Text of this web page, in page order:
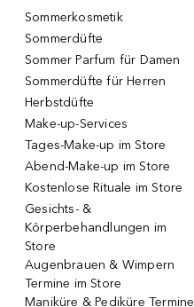
Sommerkosmetik
Sommerdüfte
Sommer Parfum für Damen
Sommerdüfte für Herren
Herbstdüfte
Make-up-Services
Tages-Make-up im Store
Abend-Make-up im Store
Kostenlose Rituale im Store
Gesichts- &
Körperbehandlungen im
Store
Augenbrauen & Wimpern
Termine im Store
Maniküre & Pediküre Termine